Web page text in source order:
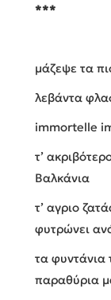
***
μάζεψε τα
λεβάντα
immortelle
τ’
Βαλκάνια
τ’ αγριο
φυτρώνει
τα φυντάνια
παραθύρια